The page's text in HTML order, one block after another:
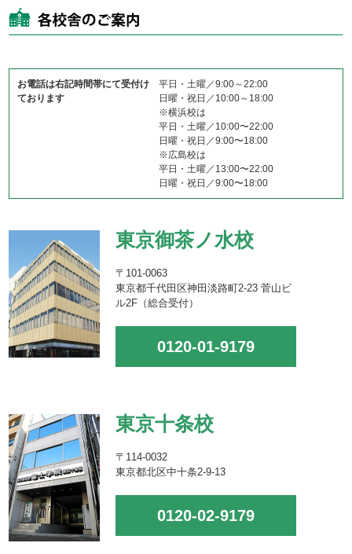
お電話は右記時間帯にて受付け
ております
平日・土曜／9:00～22:00
日曜・祝日／10:00～18:00
※横浜校は
平日・土曜／10:00〜22:00
日曜・祝日／9:00〜18:00
※広島校は
平日・土曜／13:00〜22:00
日曜・祝日／9:00〜18:00
東京御茶ノ水校
〒101-0063
東京都千代田区神田淡路町2-23 菅山ビ
ル2F（総合受付）
0120-01-9179
東京十条校
〒114-0032
東京都北区中十条2-9-13
0120-02-9179